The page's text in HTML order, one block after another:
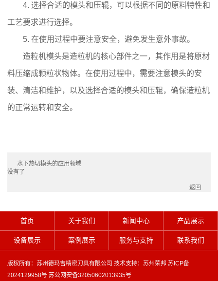
4. 选择合适的模头和压辊，可以根据不同的原料特性和
工艺要求进行选择。
5. 在使用过程中要注意安全，避免发生意外事故。
造粒机模头是造粒机的核心部件之一，其作用是将原材
料压缩成颗粒状物体。在使用过程中，需要注意模头的安
装、清洁和维护，以及选择合适的模头和压辊，确保造粒机
的正常运转和安全。
水下热切模头的应用领域
没有了
返回
首页 关于我们 新闻中心 产品展示
设备展示 案例展示 服务与支持 联系我们
版权所有：苏州德玛吉精密刀具有限公司 技术支持： 苏州荣邦 苏ICP备
2024129958号 苏公网安备32050602013935号